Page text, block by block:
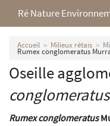
Ré Nature
L’association
Milieux rétais
Nos parutions
Accueil Milieux rétais
Rumex conglomeratus
Oseille
conglomeratus
Rumex conglomeratus